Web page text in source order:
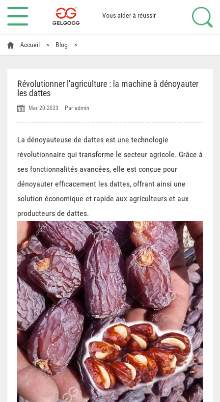
Vous aider à réussir
Accueil > Blog >
Révolutionner l'agriculture : la machine à dénoyauter
les dattes
Mar 20 2023 Par admin
La dénoyauteuse de dattes est une technologie
révolutionnaire qui transforme le secteur agricole. Grâce à
ses fonctionnalités avancées, elle est conçue pour
dénoyauter efficacement les dattes, offrant ainsi une
solution économique et rapide aux agriculteurs et aux
producteurs de dattes.